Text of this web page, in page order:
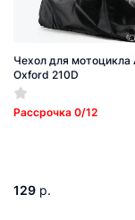
Чехол для мотоцикла
Oxford 210D
Рассрочка 0/12
129 р.